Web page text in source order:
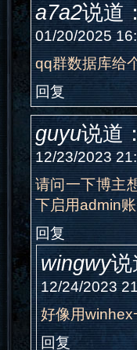
a7a2说道：
01/20/2025
qq群数据库给
回复
guyu说道：
12/23/2023
请问一下博主
下启用admin
回复
wingwy说
12/24/2023
好像用winhex
回复